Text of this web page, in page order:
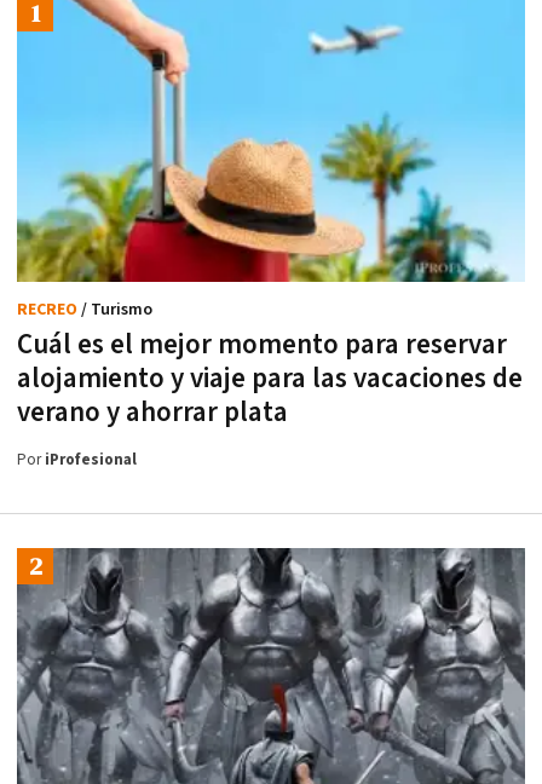
Cuál es el mejor momento para reservar
alojamiento y viaje para las vacaciones de
verano y ahorrar plata
RECREO / Turismo
PoriProfesional